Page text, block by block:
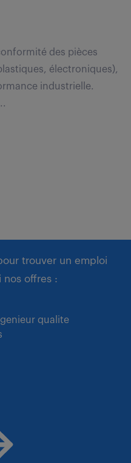
des pièces
électroniques),
industrielle.
trouver un emploi
nos offres :
qualite